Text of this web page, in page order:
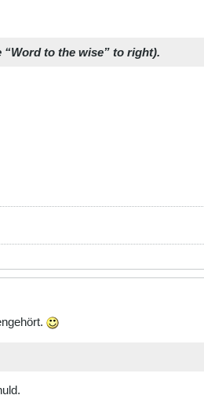
to the wise” to right).